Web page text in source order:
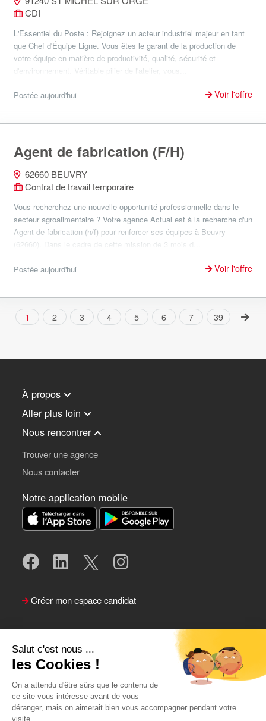
Salut c'est nous ...
les Cookies !
On a attendu d'être sûrs que le contenu de
ce site vous intéresse avant de vous
déranger, mais on aimerait bien vous accompagner pendant votre
visite...
CDI
L'Essentiel du Poste : Rejoignez un acteur industriel majeur en tant
que Chef d'Équipe Ligne. Vous êtes le garant de la production de
votre équipe en matière de productivité, qualité, sécurité et
d'environnement. Véritable pilier de l'atelier, vous...
Postée aujourd'hui Voir l'offre
Agent de fabrication (F/H)
62660 BEUVRY
Contrat de travail temporaire
Vous recherchez une nouvelle opportunité professionnelle dans le
secteur agroalimentaire ? Votre agence Actual est à la recherche d'un
Agent de fabrication (h/f) pour renforcer ses équipes à Beuvry
(62660). Dans le cadre de cette mission de 3 mois d...
Postée aujourd'hui Voir l'offre
1 2 3 4 5 6 7 39
À propos
Aller plus loin
Nous rencontrer
Trouver une agence
Nous contacter
Notre application mobile
Créer mon espace candidat